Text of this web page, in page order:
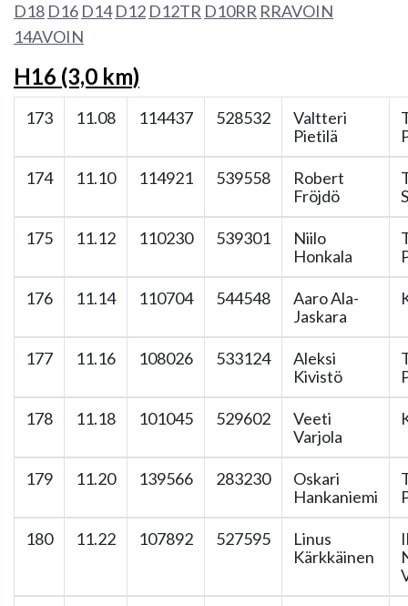
D18 D16 D14 D12 D12TR D10RR RRAVOIN
14AVOIN
H16 (3,0 km)
173 11.08 114437 528532
Valtteri
Pietilä
174 11.10 114921 539558
Robert
Fröjdö
175 11.12 110230 539301
Niilo
Honkala
176 11.14 110704 544548
Aaro Ala-
Jaskara
177 11.16 108026 533124
Aleksi
Kivistö
178 11.18 101045 529602
Veeti
Varjola
179 11.20 139566 283230
Oskari
Hankaniemi
180 11.22 107892 527595
Linus
Kärkkäinen